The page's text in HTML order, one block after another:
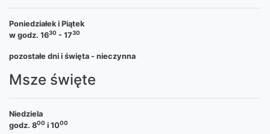
Poniedziałek i Piątek
w godz. 1630 - 1730
pozostałe dni i święta - nieczynna
Msze święte
Niedziela
godz. 800 i 1000